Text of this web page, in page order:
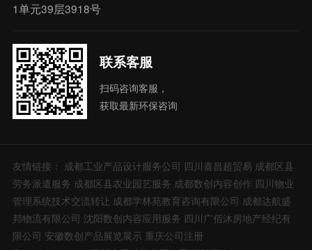
1单元39层3918号
联系客服
扫码咨询客服，
获取最新环保咨询
友情链接： 成都工业产品设计服务公司 四川喜昌超贸易 成都区县
劳务派遣服务 成都区县农业园艺服务 成都数创内容创作 四川物业
管理系统技术交流转让 成都学林苑教育咨询有限公司 成都达航盛
邦物流有限公司 沈阳数创内容应用服务 四川广佰沐房地产经纪有
限公司 安徽数创产品展览展示 重庆公司注册